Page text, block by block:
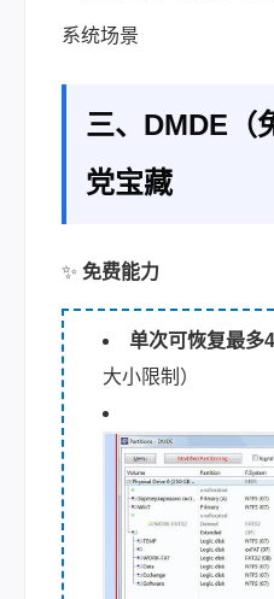
系统场景
三、DMDE（
党宝藏
✨ 免费能力
单次可恢复最多
大小限制）